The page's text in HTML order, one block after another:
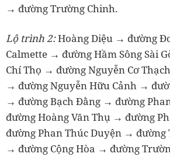
→ đường Trường Chinh.
Lộ trình 2:Hoàng Diệu → đường
Calmette → đường Hầm Sông Sài
Chí Thọ → đường Nguyễn Cơ
→ đường Nguyễn Hữu Cảnh →
→ đường Bạch Đằng → đường
đường Hoàng Văn Thụ → đường
đường Phan Thúc Duyện → đường
→ đường Cộng Hòa → đường